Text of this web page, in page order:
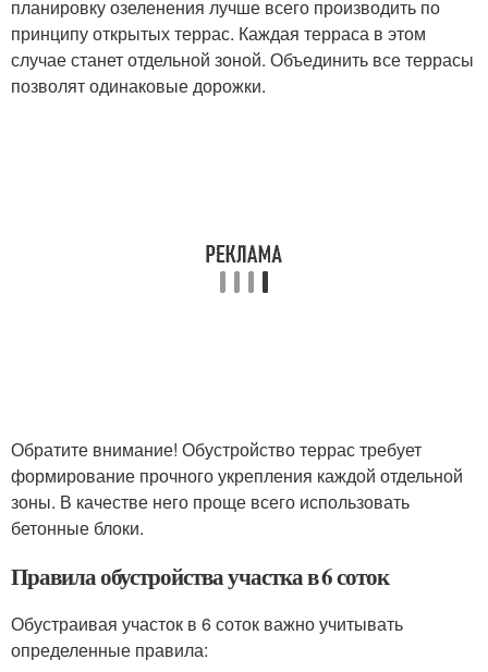
планировку озеленения лучше всего производить по
принципу открытых террас. Каждая терраса в этом
случае станет отдельной зоной. Объединить все террасы
позволят одинаковые дорожки.
Обратите внимание! Обустройство террас требует
формирование прочного укрепления каждой отдельной
зоны. В качестве него проще всего использовать
бетонные блоки.
Правила обустройства участка в 6 соток
Обустраивая участок в 6 соток важно учитывать
определенные правила: